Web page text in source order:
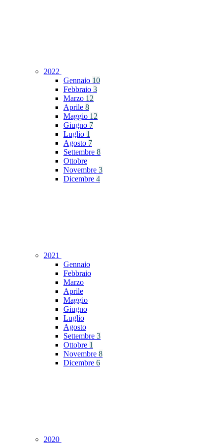
2022
Gennaio 10
Febbraio 3
Marzo 12
Aprile 8
Maggio 12
Giugno 7
Luglio 1
Agosto 7
Settembre 8
Ottobre
Novembre 3
Dicembre 4
2021
Gennaio
Febbraio
Marzo
Aprile
Maggio
Giugno
Luglio
Agosto
Settembre 3
Ottobre 1
Novembre 8
Dicembre 6
2020